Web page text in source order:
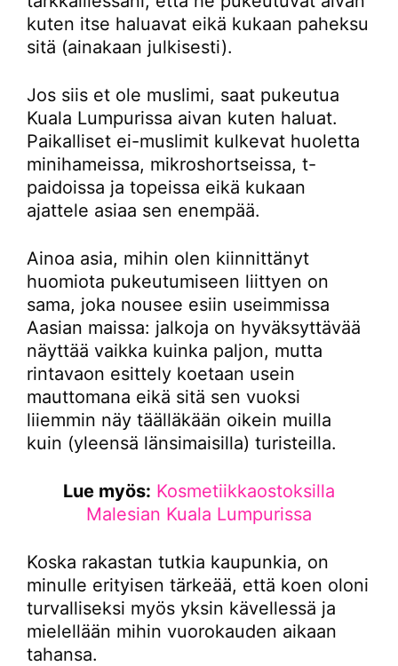
kuten itse haluavat eikä kukaan paheksu
sitä (ainakaan julkisesti).
Jos siis et ole muslimi, saat pukeutua
Kuala Lumpurissa aivan kuten haluat.
Paikalliset ei-muslimit kulkevat huoletta
minihameissa, mikroshortseissa, t-
paidoissa ja topeissa eikä kukaan
ajattele asiaa sen enempää.
Ainoa asia, mihin olen kiinnittänyt
huomiota pukeutumiseen liittyen on
sama, joka nousee esiin useimmissa
Aasian maissa: jalkoja on hyväksyttävää
näyttää vaikka kuinka paljon, mutta
rintavaon esittely koetaan usein
mauttomana eikä sitä sen vuoksi
liiemmin näy täälläkään oikein muilla
kuin (yleensä länsimaisilla) turisteilla.
Lue myös: Kosmetiikkaostoksilla
Malesian Kuala Lumpurissa
Koska rakastan tutkia kaupunkia, on
minulle erityisen tärkeää, että koen oloni
turvalliseksi myös yksin kävellessä ja
mielellään mihin vuorokauden aikaan
tahansa.